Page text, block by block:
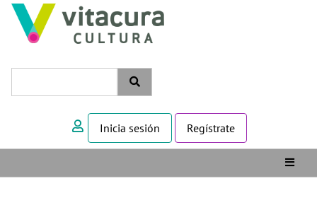
Inicia sesión Regístrate